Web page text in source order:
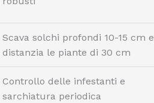
Scava solchi profondi 10-15 cm e
distanzia le piante di 30 cm
Controllo delle infestanti e
sarchiatura periodica